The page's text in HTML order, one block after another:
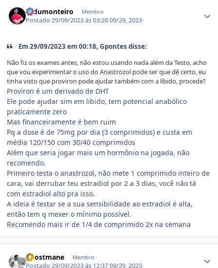
cadumonteiro Membro
Postado29/09/2023 às 03:2609/29, 2023
Em 29/09/2023 em 00:18, Gpontes disse:
Não fiz os exames antes, não estou usando nada além da Testo, acho
que vou experimentar o uso do Anastrozol pode ser que dê certo, eu
tinha visto que proviron pode ajudar também com a libido, procede?
Proviron é um derivado de DHT
Ele pode ajudar sim em libido, tem potencial anabólico
praticamente zero
Mas financeiramente é bem ruim
Pq a dose é de 75mg por dia (3 comprimidos) e custa em
média 120/150 com 30/40 comprimidos
Além que seria jogar mais um hormônio na jogada, não
recomendo.
Primeiro testa o anastrozol, não mete 1 comprimido inteiro de
cara, vai derrubar teu estradiol por 2 a 3 dias, você não tá
com estradiol alto pra isso.
A ideia é testar se a sua sensibilidade ao estradiol é alta,
então tem q mexer o mínimo possível.
Recomendo mais ir de 1/4 de comprimido 2x na semana
ghostmane Membro
Postado29/09/2023 às 12:3709/29, 2023